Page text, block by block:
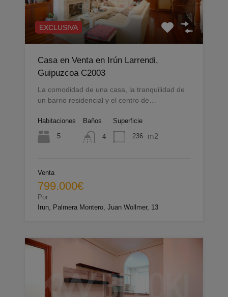
EXCLUSIVA
Casa en Venta en Irún Larrendi,
Guipuzcoa C2003
La comodidad de una casa, la tranquilidad de
un barrio residencial y el centro de…
Habitaciones
5
Baños
4
Superficie
236 m2
Venta
799.000€
Por
Irun, Palmera Montero, Juan Wollmer, 13